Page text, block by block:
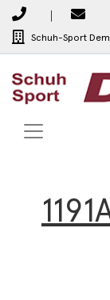
Schuh-Sport